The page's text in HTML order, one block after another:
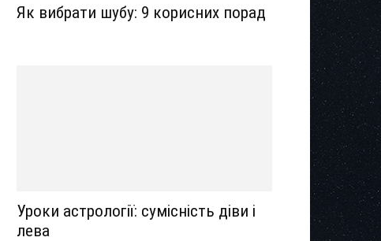
Як вибрати шубу: 9 корисних порад
Уроки астрології: сумісність діви і
лева